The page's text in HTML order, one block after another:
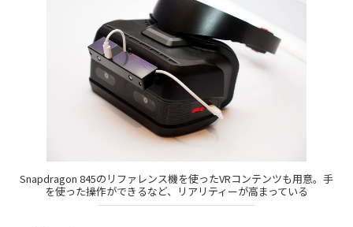
Snapdragon 845のリファレンス機を使ったVRコンテンツも用意。手
を使った操作ができるなど、リアリティーが高まっている